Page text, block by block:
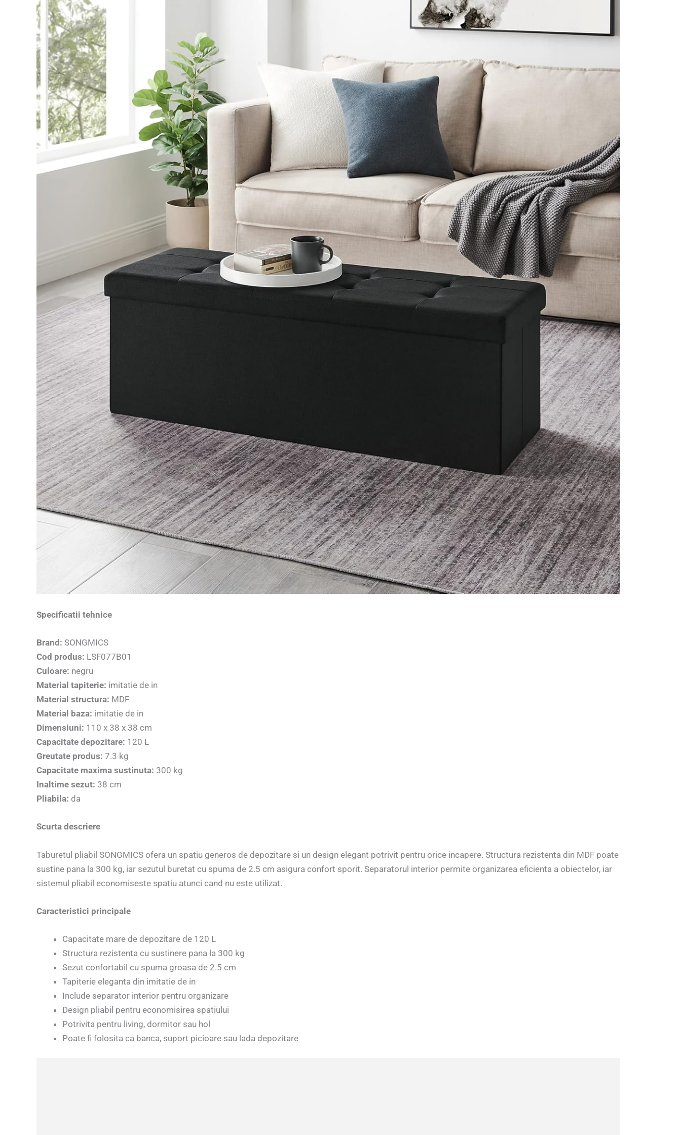
Specificatii tehnice
Brand: SONGMICS
Cod produs: LSF077B01
Culoare: negru
Material tapiterie: imitatie de in
Material structura: MDF
Material baza: imitatie de in
Dimensiuni: 110 x 38 x 38 cm
Capacitate depozitare: 120 L
Greutate produs: 7.3 kg
Capacitate maxima sustinuta: 300 kg
Inaltime sezut: 38 cm
Pliabila: da
Scurta descriere
Taburetul pliabil SONGMICS ofera un spatiu generos de depozitare si un design elegant potrivit pentru orice incapere. Structura rezistenta din MDF poate
sustine pana la 300 kg, iar sezutul buretat cu spuma de 2.5 cm asigura confort sporit. Separatorul interior permite organizarea eficienta a obiectelor, iar
sistemul pliabil economiseste spatiu atunci cand nu este utilizat.
Caracteristici principale
Capacitate mare de depozitare de 120 L
Structura rezistenta cu sustinere pana la 300 kg
Sezut confortabil cu spuma groasa de 2.5 cm
Tapiterie eleganta din imitatie de in
Include separator interior pentru organizare
Design pliabil pentru economisirea spatiului
Potrivita pentru living, dormitor sau hol
Poate fi folosita ca banca, suport picioare sau lada depozitare